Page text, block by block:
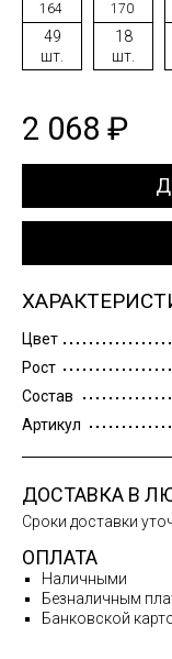
164
49
шт.
170
18
шт.
2 068 ₽
Цвет
Рост
Состав
Артикул
ДОСТАВКА В
Сроки доставки
ОПЛАТА
Наличными
Безналичным
Банковской